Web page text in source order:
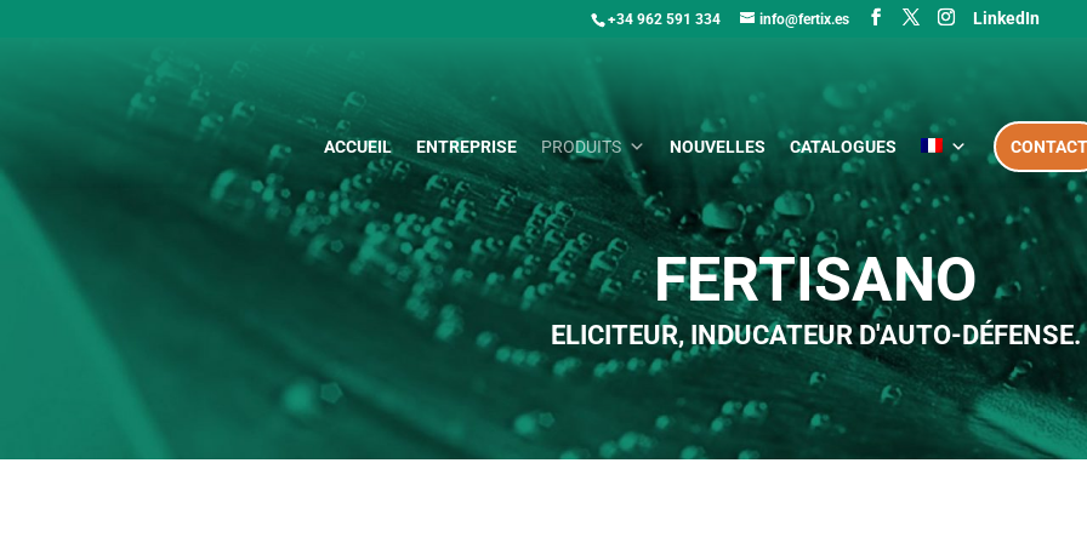
+34 962 591 334 info@fertix.es LinkedIn
ACCUEIL ENTREPRISE PRODUITS NOUVELLES CATALOGUES
FERTISANO
ELICITEUR, INDUCATEUR D'AUTO-DÉFENSE.